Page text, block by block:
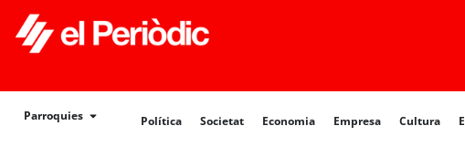
Parroquies Política Societat Economia Empresa Cultura
Política Societat